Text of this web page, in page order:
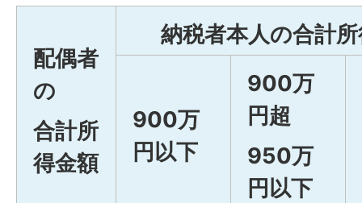
配偶者
の
合計所
得金額
納税者本人の合計
900万
円以下
900万
円超
950万
円以下